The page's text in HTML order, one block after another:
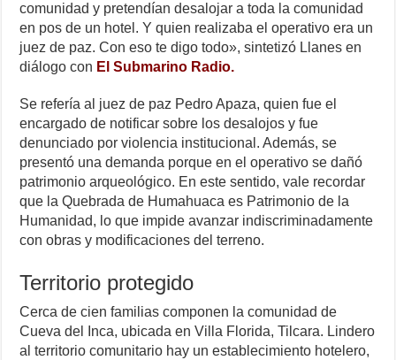
comunidad y pretendían desalojar a toda la comunidad
en pos de un hotel. Y quien realizaba el operativo era un
juez de paz. Con eso te digo todo», sintetizó Llanes en
diálogo con El Submarino Radio.
Se refería al juez de paz Pedro Apaza, quien fue el
encargado de notificar sobre los desalojos y fue
denunciado por violencia institucional. Además, se
presentó una demanda porque en el operativo se dañó
patrimonio arqueológico. En este sentido, vale recordar
que la Quebrada de Humahuaca es Patrimonio de la
Humanidad, lo que impide avanzar indiscriminadamente
con obras y modificaciones del terreno.
Territorio protegido
Cerca de cien familias componen la comunidad de
Cueva del Inca, ubicada en Villa Florida, Tilcara. Lindero
al territorio comunitario hay un establecimiento hotelero,